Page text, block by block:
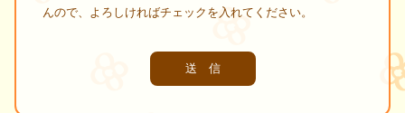
んので、よろしければチェックを入れてください。